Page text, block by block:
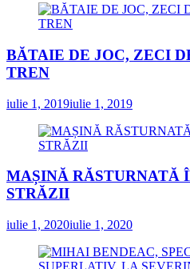
BĂTAIE DE JOC, ZECI
TREN
iulie 1, 2019iulie 1, 2019
MAȘINĂ RĂSTURNATĂ
STRĂZII
iulie 1, 2020iulie 1, 2020